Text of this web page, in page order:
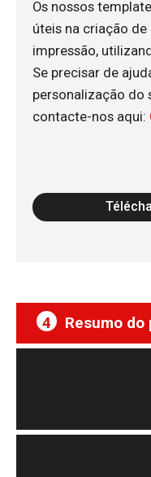
Os nossos
úteis na criação
impressão,
Se precisar de
personalização do
contacte-nos aqui:
4 Resumo